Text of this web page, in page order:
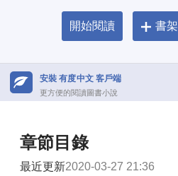
開始閱讀 書架
安裝 有度中文 客戶端
更方便的閱讀圖書小說
章節目錄
最近更新2020-03-27 21:36